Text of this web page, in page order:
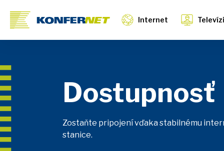
Internet
Dostupnosť
Zostaňte pripojení vďaka stabilnému
stanice.